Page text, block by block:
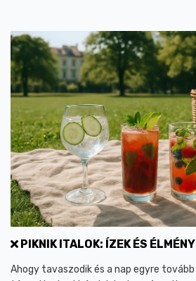
PIKNIK ITALOK: ÍZEK ÉS
Ahogy tavaszodik és a nap egyre